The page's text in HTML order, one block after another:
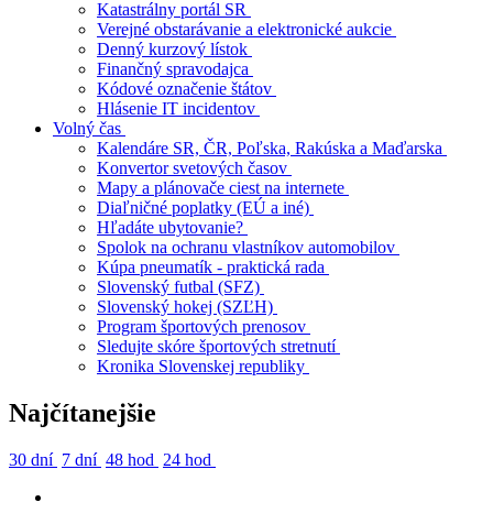
Katastrálny portál SR
Verejné obstarávanie a elektronické aukcie
Denný kurzový lístok
Finančný spravodajca
Kódové označenie štátov
Hlásenie IT incidentov
Volný čas
Kalendáre SR, ČR, Poľska, Rakúska a Maďarska
Konvertor svetových časov
Mapy a plánovače ciest na internete
Diaľničné poplatky (EÚ a iné)
Hľadáte ubytovanie?
Spolok na ochranu vlastníkov automobilov
Kúpa pneumatík - praktická rada
Slovenský futbal (SFZ)
Slovenský hokej (SZĽH)
Program športových prenosov
Sledujte skóre športových stretnutí
Kronika Slovenskej republiky
Najčítanejšie
30 dní 7 dní 48 hod 24 hod